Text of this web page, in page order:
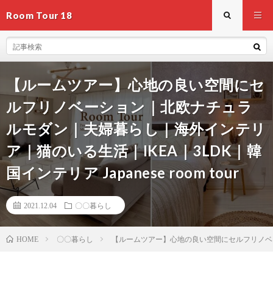
Room Tour 18
【ルームツアー】心地の良い空間にセ
ルフリノベーション｜北欧ナチュラ
ルモダン｜夫婦暮らし｜海外インテリ
ア｜猫のいる生活｜IKEA｜3LDK｜韓
国インテリア Japanese room tour
2021.12.04 〇〇暮らし
HOME 〇〇暮らし 【ルームツアー】心地の良い空間にセルフリノ